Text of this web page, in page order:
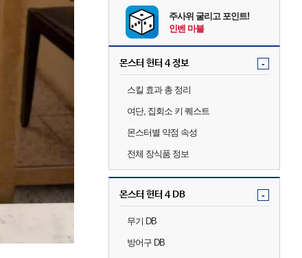
주사위 굴리고 포인트!
인벤 마블
몬스터 헌터 4 정보 -
스킬 효과 총 정리
여단, 집회소 키 퀘스트
몬스터별 약점 속성
전체 장식품 정보
몬스터 헌터 4 DB -
무기 DB
방어구 DB